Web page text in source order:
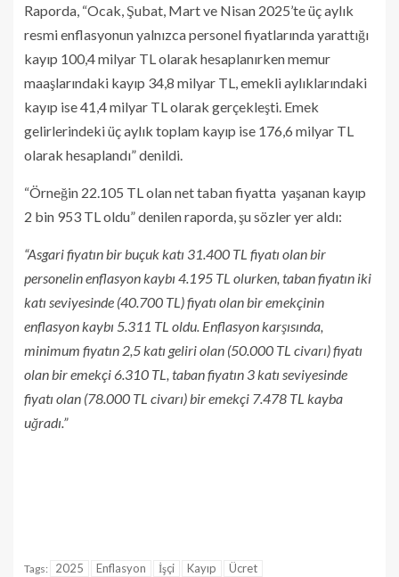
Raporda, “Ocak, Şubat, Mart ve Nisan 2025’te üç aylık
resmi enflasyonun yalnızca personel fiyatlarında yarattığı
kayıp 100,4 milyar TL olarak hesaplanırken memur
maaşlarındaki kayıp 34,8 milyar TL, emekli aylıklarındaki
kayıp ise 41,4 milyar TL olarak gerçekleşti. Emek
gelirlerindeki üç aylık toplam kayıp ise 176,6 milyar TL
olarak hesaplandı” denildi.
“Örneğin 22.105 TL olan net taban fiyatta yaşanan kayıp
2 bin 953 TL oldu” denilen raporda, şu sözler yer aldı:
“Asgari fiyatın bir buçuk katı 31.400 TL fiyatı olan bir
personelin enflasyon kaybı 4.195 TL olurken, taban fiyatın iki
katı seviyesinde (40.700 TL) fiyatı olan bir emekçinin
enflasyon kaybı 5.311 TL oldu. Enflasyon karşısında,
minimum fiyatın 2,5 katı geliri olan (50.000 TL civarı) fiyatı
olan bir emekçi 6.310 TL, taban fiyatın 3 katı seviyesinde
fiyatı olan (78.000 TL civarı) bir emekçi 7.478 TL kayba
uğradı.”
Tags: 2025 Enflasyon İşçi Kayıp Ücret